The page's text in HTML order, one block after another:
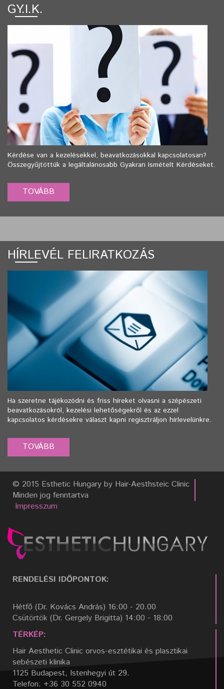
GY.I.K.
Kérdése van a kezelésekkel, beavatkozásokkal kapcsolatosan?
Összegyűjtöttük a legáltalánosabb Gyakran Ismételt Kérdéseket.
HÍRLEVÉL FELIRATKOZÁS
Ha szeretne tájékozódni és friss híreket olvasni a szépészeti
beavatkozásokról, kezelési lehetőségekről és az ezzel
kapcsolatos kérdésekre választ kapni regisztráljon hírlevelünkre.
© 2015 Esthetic Hungary by Hair-Aesthsteic Clinic
Minden jog fenntartva
Impresszum
RENDELÉSI IDŐPONTOK:
Hétfő (Dr. Kovács András) 16:00 - 20.00
Csütörtök (Dr. Gergely Brigitta) 14:00 - 18:00
TÉRKÉP:
Hair Aesthetic Clinic orvos-esztétikai és plasztikai
sebészeti klinika
1125 Budapest, Istenhegyi út 29.
Telefon: +36 30 552 0940